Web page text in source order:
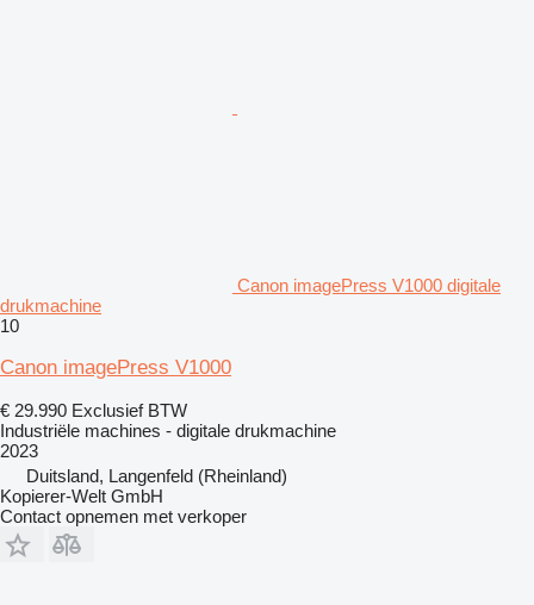
Canon imagePress V1000 digitale
drukmachine
10
Canon imagePress V1000
€ 29.990 Exclusief BTW
Industriële machines - digitale drukmachine
2023
Duitsland, Langenfeld (Rheinland)
Kopierer-Welt GmbH
Contact opnemen met verkoper